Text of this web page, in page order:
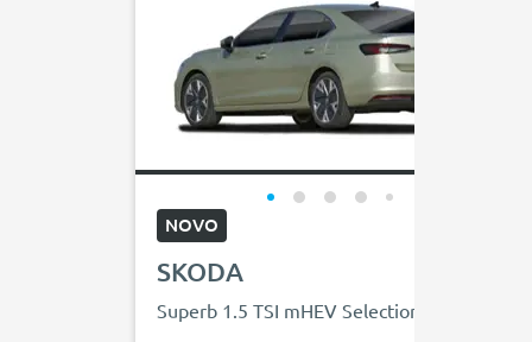
NOVO
SKODA
Superb 1.5 TSI mHEV Selection DSG